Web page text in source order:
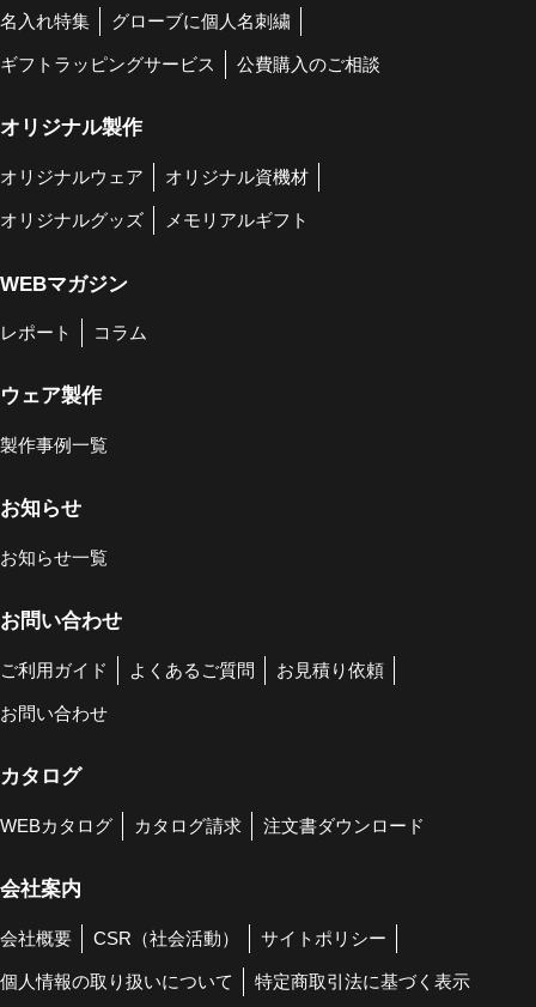
名入れ特集 グローブに個人名刺繍
ギフトラッピングサービス 公費購入のご相談
オリジナル製作
オリジナルウェア オリジナル資機材
オリジナルグッズ メモリアルギフト
WEBマガジン
レポート コラム
ウェア製作
製作事例一覧
お知らせ
お知らせ一覧
お問い合わせ
ご利用ガイド よくあるご質問 お見積り依頼
お問い合わせ
カタログ
WEBカタログ カタログ請求 注文書ダウンロード
会社案内
会社概要 CSR（社会活動） サイトポリシー
個人情報の取り扱いについて 特定商取引法に基づく表示